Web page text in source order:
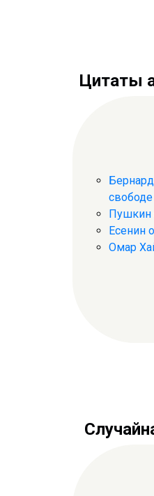
Цитаты
свободе
Пушкин
Есенин
Омар